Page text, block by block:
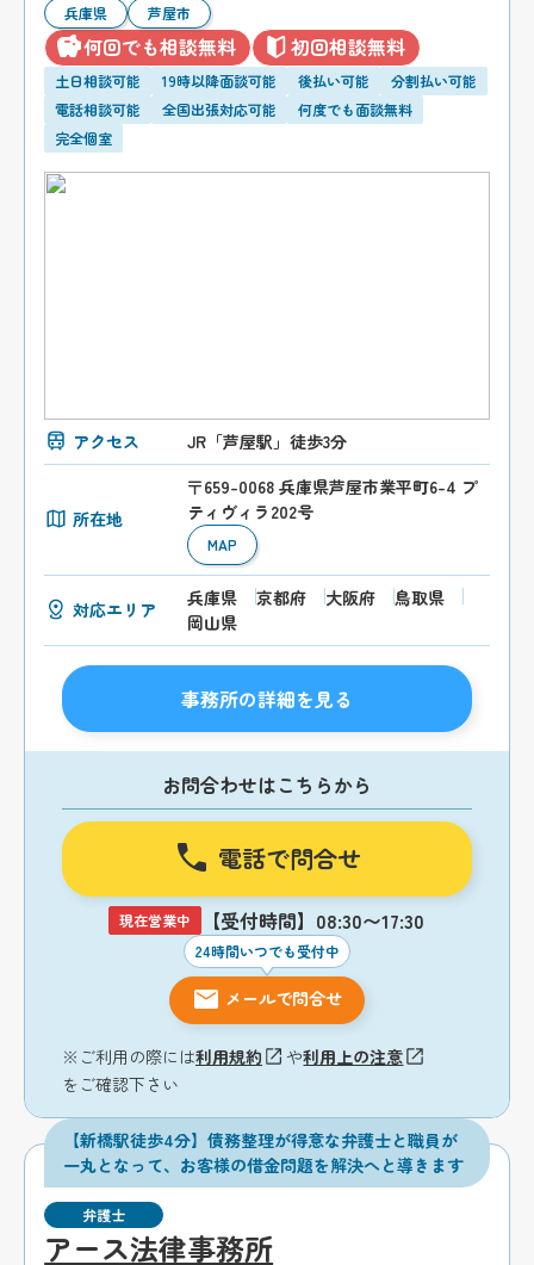
兵庫県 芦屋市
何回でも相談無料 初回相談無料
土日相談可能 19時以降面談可能 後払い可能
分割払い可能
電話相談可能
全国出張対応可能
何度でも面談無料
完全個室
アクセス JR「芦屋駅」徒歩3分
所在地
〒659-0068 兵庫県芦屋市業平町6-4 プ
ティヴィラ202号
MAP
対応エリア
兵庫県 京都府 大阪府
鳥取県
岡山県
事務所の詳細を見る
お問合わせはこちらから
電話で問合せ
現在営業中 【受付時間】08:30〜17:30
24時間いつでも受付中
メールで問合せ
※ご利用の際には利用規約 や利用上の注意
をご確認下さい
【新橋駅徒歩4分】債務整理が得意な弁護士と職員が
一丸となって、お客様の借金問題を解決へと導きます
弁護士
アース法律事務所